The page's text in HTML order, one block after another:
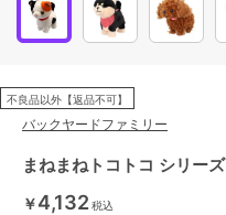
不良品以外【返品不可】
バックヤードファミリー
まねまねトコトコ シリーズ
￥4,132 税込